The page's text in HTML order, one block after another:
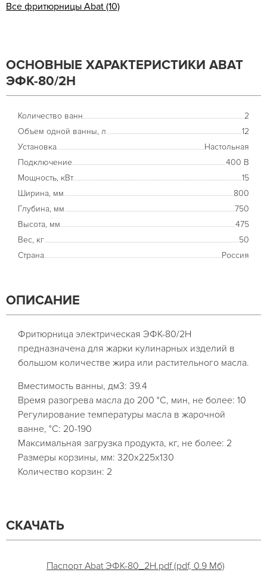
Все фритюрницы Abat (10)
ОСНОВНЫЕ ХАРАКТЕРИСТИКИ ABAT
ЭФК-80/2Н
Количество ванн
2
Объем одной ванны, л
12
Установка
Настольная
Подключение
400 В
Мощность, кВт
15
Ширина, мм
800
Глубина, мм
750
Высота, мм
475
Вес, кг
50
Страна
Россия
ОПИСАНИЕ
Фритюрница электрическая ЭФК-80/2Н
предназначена для жарки кулинарных изделий в
большом количестве жира или растительного масла.
Вместимость ванны, дм3: 39.4
Время разогрева масла до 200 °C, мин, не более: 10
Регулирование температуры масла в жарочной
ванне, °C: 20-190
Максимальная загрузка продукта, кг, не более: 2
Размеры корзины, мм: 320x225x130
Количество корзин: 2
СКАЧАТЬ
Паспорт Abat ЭФК-80_2Н.pdf (pdf, 0.9 Мб)